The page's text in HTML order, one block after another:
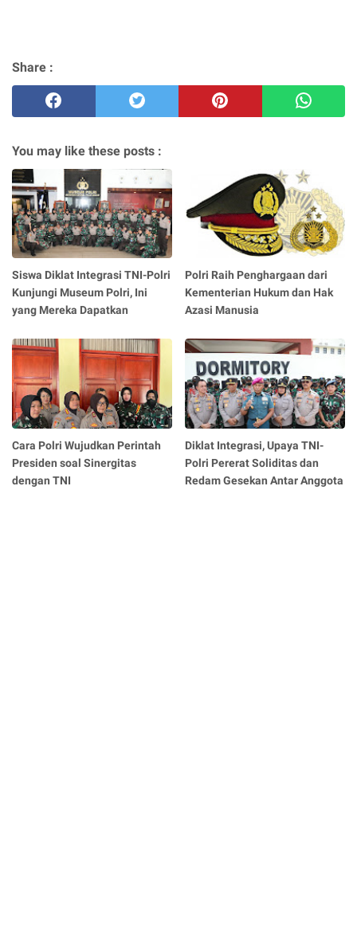
Share :
You may like these posts :
Siswa Diklat Integrasi TNI-Polri
Kunjungi Museum Polri, Ini
yang Mereka Dapatkan
Polri Raih Penghargaan dari
Kementerian Hukum dan Hak
Azasi Manusia
Cara Polri Wujudkan Perintah
Presiden soal Sinergitas
dengan TNI
Diklat Integrasi, Upaya TNI-
Polri Pererat Soliditas dan
Redam Gesekan Antar Anggota